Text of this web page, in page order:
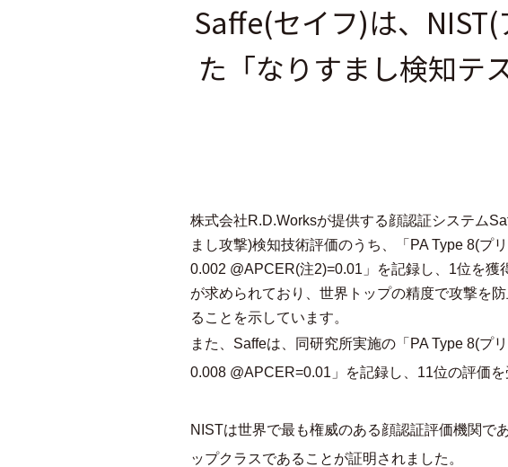
Saffe(セイフ)は、
た「なりすまし検知テ
株式会社R.D.Worksが提供する顔認証システム
まし攻撃)検知技術評価のうち、「PA Type 8(プ
0.002 @APCER(注2)=0.01」を記録し、1位を
が求められており、世界トップの精度で攻撃を
ることを示しています。
また、Saffeは、同研究所実施の「PA Type 8(プ
0.008 @APCER=0.01」を記録し、11位の評価を
NISTは世界で最も権威のある顔認証評価機関で
ップクラスであることが証明されました。